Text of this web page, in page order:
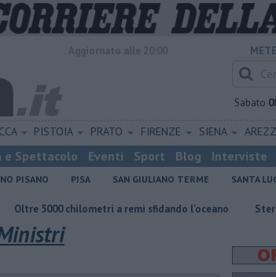
Sabato
PISTOIA PRATO FIRENZE SIENA
e Spettacolo Eventi Sport Blog Interviste
PISANO PISA SAN GIULIANO TERME SANTA
a remi sfidando l'oceano Sterpaglie in